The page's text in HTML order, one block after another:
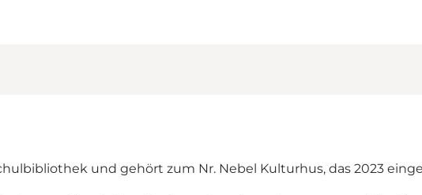
und gehört zum Nr. Nebel Kulturhus, das 2023